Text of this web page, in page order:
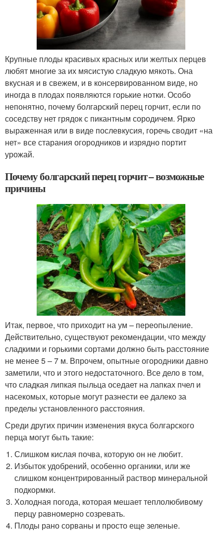
Крупные плоды красивых красных или желтых перцев
любят многие за их мясистую сладкую мякоть. Она
вкусная и в свежем, и в консервированном виде, но
иногда в плодах появляются горькие нотки. Особо
непонятно, почему болгарский перец горчит, если по
соседству нет грядок с пикантным сородичем. Ярко
выраженная или в виде послевкусия, горечь сводит «на
нет» все старания огородников и изрядно портит
урожай.
Почему болгарский перец горчит – возможные
причины
Итак, первое, что приходит на ум – переопыление.
Действительно, существуют рекомендации, что между
сладкими и горькими сортами должно быть расстояние
не менее 5 – 7 м. Впрочем, опытные огородники давно
заметили, что и этого недостаточного. Все дело в том,
что сладкая липкая пыльца оседает на лапках пчел и
насекомых, которые могут разнести ее далеко за
пределы установленного расстояния.
Среди других причин изменения вкуса болгарского
перца могут быть такие:
Слишком кислая почва, которую он не любит.
Избыток удобрений, особенно органики, или же
слишком концентрированный раствор минеральной
подкормки.
Холодная погода, которая мешает теплолюбивому
перцу равномерно созревать.
Плоды рано сорваны и просто еще зеленые.